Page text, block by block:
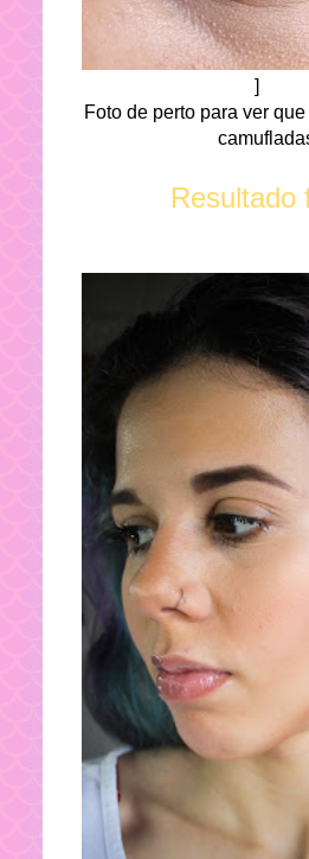
Foto de perto para ver
Resultado